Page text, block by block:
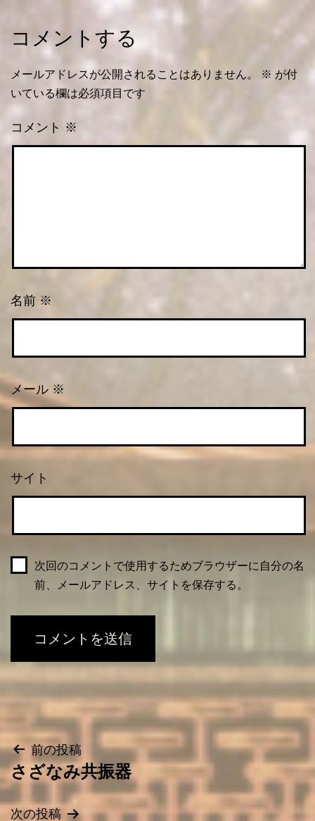
コメントする
メールアドレスが公開されることはありません。 ※ が付
いている欄は必須項目です
コメント ※
名前 ※
メール ※
サイト
次回のコメントで使用するためブラウザーに自分の名
前、メールアドレス、サイトを保存する。
投
稿
ナ
前の投稿
さざなみ共振器
次の投稿